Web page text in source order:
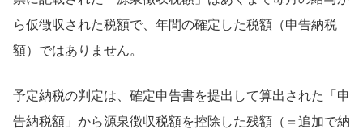
ら仮徴収された税額で、年間の確定した税額（申告納税
額）ではありません。
予定納税の判定は、確定申告書を提出して算出された「申
告納税額」から源泉徴収税額を控除した残額（＝追加で納